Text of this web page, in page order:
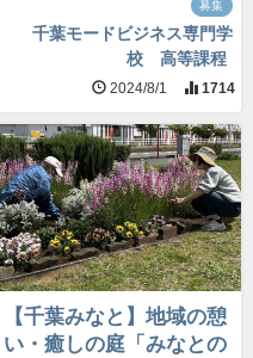
募集
千葉モードビジネス専門学
校 高等課程
2024/8/1 1714
【千葉みなと】地域の憩
い・癒しの庭「みなとの